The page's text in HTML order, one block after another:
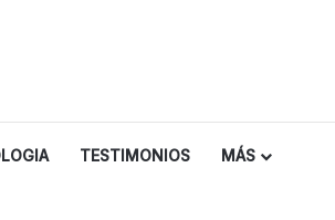
TESTIMONIOS MÁS